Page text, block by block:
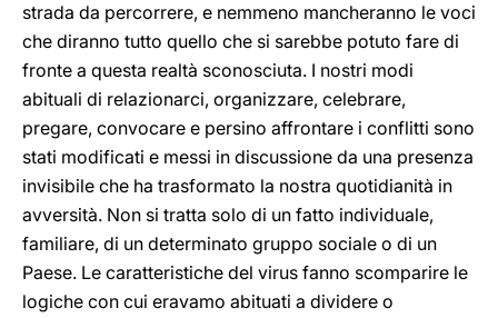
strada da percorrere, e nemmeno mancheranno le voci
che diranno tutto quello che si sarebbe potuto fare di
fronte a questa realtà sconosciuta. I nostri modi
abituali di relazionarci, organizzare, celebrare,
pregare, convocare e persino affrontare i conflitti sono
stati modificati e messi in discussione da una presenza
invisibile che ha trasformato la nostra quotidianità in
avversità. Non si tratta solo di un fatto individuale,
familiare, di un determinato gruppo sociale o di un
Paese. Le caratteristiche del virus fanno scomparire le
logiche con cui eravamo abituati a dividere o